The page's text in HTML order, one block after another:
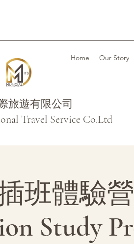
Home Our Story
旅遊有限公司
Travel Service Co.Ltd
班體驗
Study